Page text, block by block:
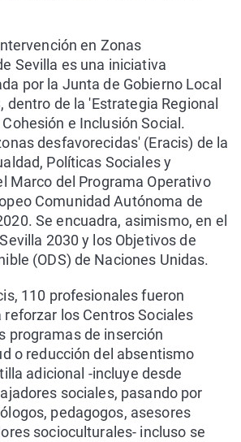
en Zonas
Sevilla es una iniciativa
por la Junta de Gobierno Local
dentro de la 'Estrategia Regional
e Inclusión Social.
desfavorecidas' (Eracis) de la
Políticas Sociales y
Marco del Programa Operativo
Comunidad Autónoma de
Se encuadra, asimismo, en el
2030 y los Objetivos de
(ODS) de Naciones Unidas.
110 profesionales fueron
los Centros Sociales
programas de inserción
o reducción del absentismo
adicional -incluye desde
sociales, pasando por
pedagogos, asesores
socioculturales- incluso se